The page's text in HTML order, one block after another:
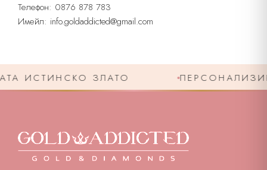
Телефон: 0876 878 783
Имейл: info.goldaddicted@gmail.com
ИСТИНСКО ЗЛАТО